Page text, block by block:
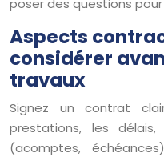
poser des questions
Aspects
considérer
travaux
Signez un contrat
prestations, les
(acomptes,